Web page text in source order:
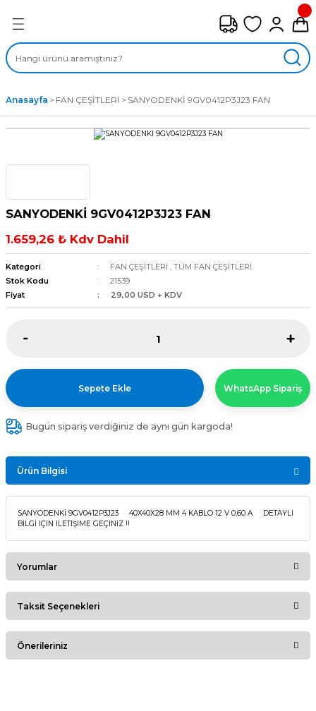
ÇEŞİTLERİ
FANLAR
FANLAR
Anasayfa FAN ÇEŞİTLERİ SANYODENKİ 9GV0412P3J23 FAN
SANYODENKİ 9GV0412P3J23 FAN
1.659,26 ₺ Kdv Dahil
Kategori FAN ÇEŞİTLERİ , TÜM FAN ÇEŞİTLERİ
Stok Kodu
21539
Fiyat
29,00 USD + KDV
Sepete Ekle WhatsApp Sipariş
Bugün sipariş verdiğiniz de aynı gün kargoda!
Ürün Bilgisi
SANYODENKİ 9GV0412P3J23 40X40X28 MM 4 KABLO 12 V 0,60 A DETAYLI
BİLGİ İÇİN İLETİŞİME GEÇİNİZ !!
Yorumlar
Bu ürüne ilk yorumu siz yapın!
Taksit Seçenekleri
Önerileriniz